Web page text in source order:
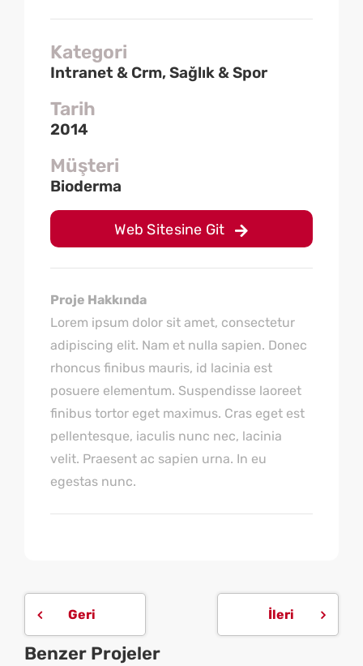
Kategori
Intranet & Crm, Sağlık & Spor
Tarih
2014
Müşteri
Bioderma
Web Sitesine Git
Proje Hakkında
Lorem ipsum dolor sit amet, consectetur
adipiscing elit. Nam et nulla sapien. Donec
rhoncus finibus mauris, id lacinia est
posuere elementum. Suspendisse laoreet
finibus tortor eget maximus. Cras eget est
pellentesque, iaculis nunc nec, lacinia
velit. Praesent ac sapien urna. In eu
egestas nunc.
Geri İleri
Benzer Projeler